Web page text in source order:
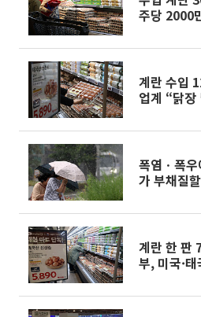
주당 2000
계란 수입
업계 “닭장
폭염ㆍ폭
가 부채질
계란 한 판
부, 미국·